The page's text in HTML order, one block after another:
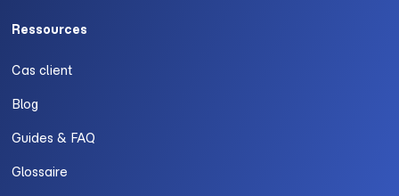
Ressources
Cas client
Blog
Guides & FAQ
Glossaire